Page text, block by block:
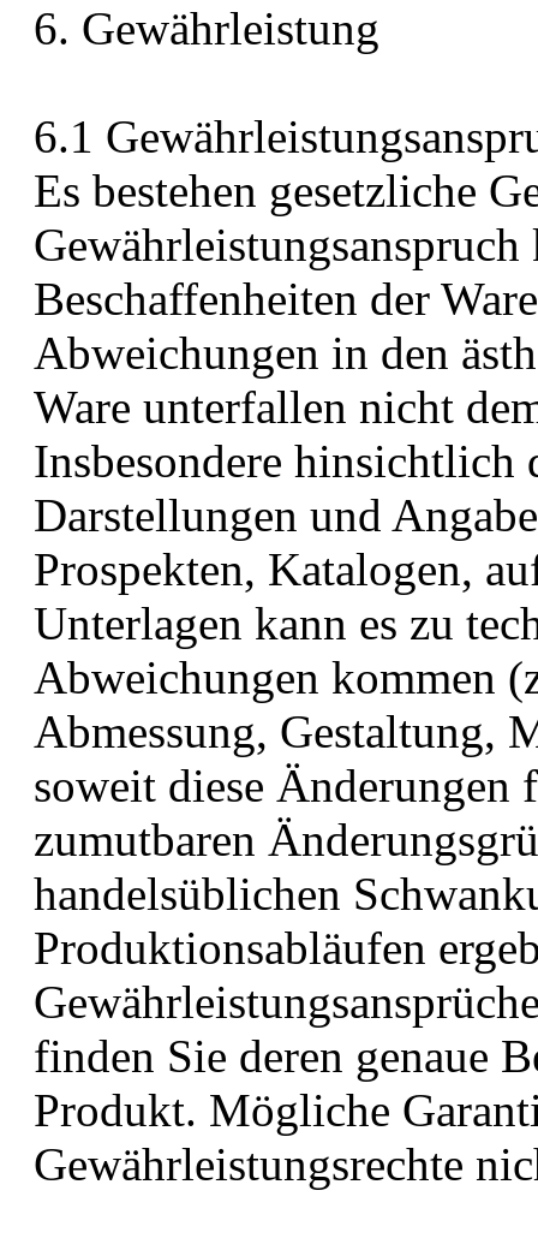
6. Gewährleistung
6.1
Es bestehen gesetzliche
Beschaffenheiten der
Abweichungen in den
Ware unterfallen nicht
Insbesondere hinsichtlich
Darstellungen und
Prospekten, Katalogen,
Unterlagen kann es zu
Abweichungen kommen
Abmessung, Gestaltung,
soweit diese Änderungen
zumutbaren
handelsüblichen
Produktionsabläufen
finden Sie deren genaue
Produkt. Mögliche
Gewährleistungsrechte